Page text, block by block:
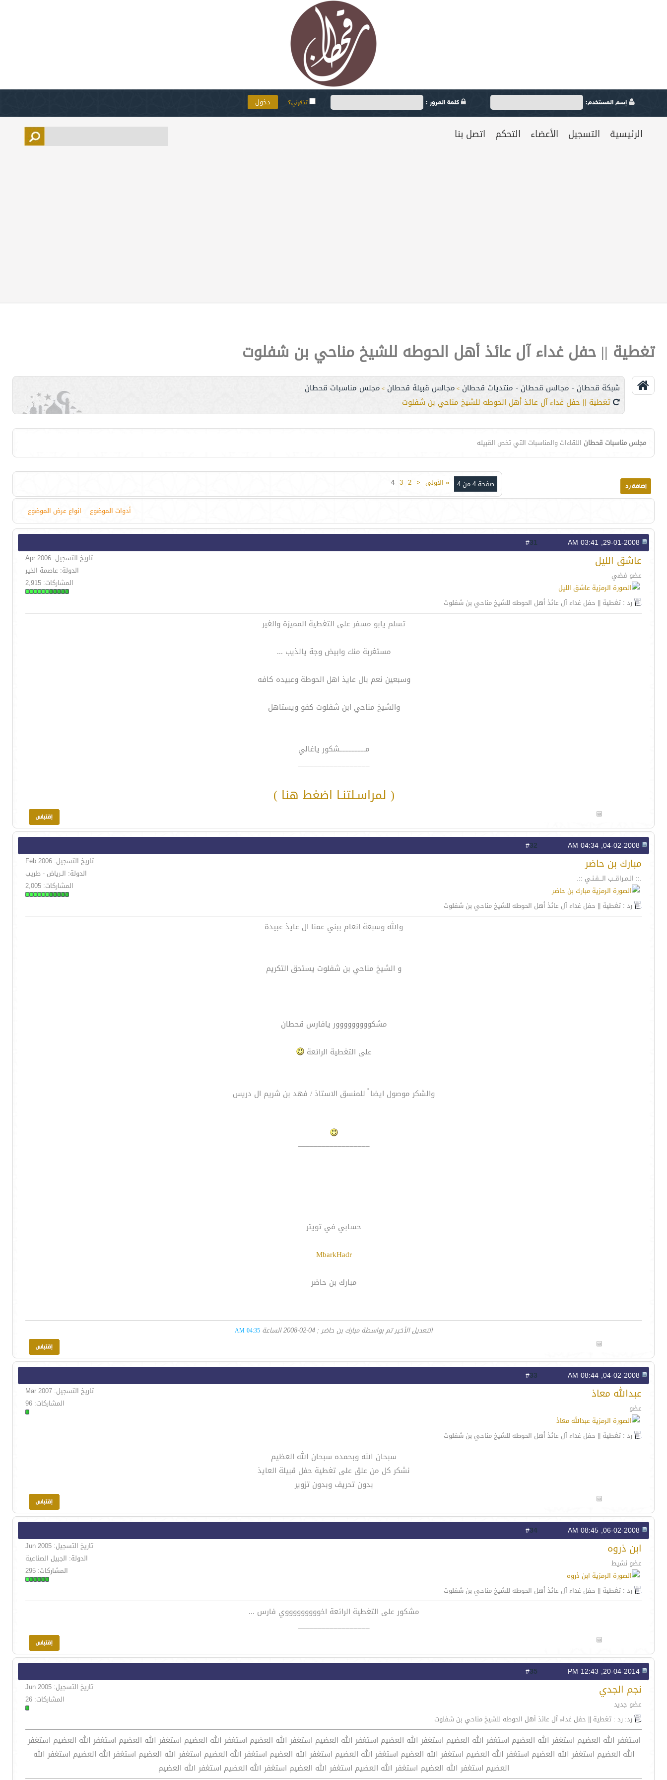
إسم المستخدم: كلمة المرور : تذكرني؟
الرئيسية التسجيل الأعضاء التحكم اتصل بنا
تغطية || حفل غداء آل عائذ أهل الحوطه للشيخ مناحي بن شفلوت
شبكة قحطان - مجالس قحطان - منتديات قحطان > مجالس قبيلة قحطان > مجلس مناسبات قحطان
تغطية || حفل غداء آل عائذ أهل الحوطه للشيخ مناحي بن شفلوت
مجلس مناسبات قحطان اللقاءات والمناسبات التي تخص القبيله
صفحة 4 من 4 « الأولى <
2
3
4
أدوات الموضوع انواع عرض الموضوع
31
عاشق الليل
عضو فضي
تاريخ التسجيل: Apr 2006
الدولة: عاصمة الخير
المشاركات: 2,915
رد : تغطية || حفل غداء آل عائذ أهل الحوطه للشيخ مناحي بن شفلوت
تسلم يابو مسفر على التغطية المميزة والغير
مستغربة منك وابيض وجة يالذيب ...
وسبعين نعم بال عايذ اهل الحوطة وعبيده كافه
والشيخ مناحي ابن شفلوت كفو ويستاهل
مـــــــــــــــــشكور ياغالي
__________________
( لمراسـلتنـا اضغط هنا )
32
مبارك بن حاضر
.:: الـمـراقــب الـــفـنـي ::.
تاريخ التسجيل: Feb 2006
الدولة: الـرياض - طريب
المشاركات: 2,005
رد : تغطية || حفل غداء آل عائذ أهل الحوطه للشيخ مناحي بن شفلوت
والله وسبعة انعام ببني عمنا ال عايذ عبيدة
و الشيخ مناحي بن شفلوت يستحق التكريم
مشكووووووووور يافارس قحطان
على التغطية الرائعة
والشكر موصول ايضا ً للمنسق الاستاذ / فهد بن شريم ال دريس
__________________
حسابي في تويتر
MbarkHadr
مبارك بن حاضر
التعديل الأخير تم بواسطة مبارك بن حاضر ; 04-02-2008 الساعة 04:35 AM
33
عبدالله معاذ
عضو
تاريخ التسجيل: Mar 2007
المشاركات: 96
رد : تغطية || حفل غداء آل عائذ أهل الحوطه للشيخ مناحي بن شفلوت
سبحان الله وبحمده سبحان الله العظيم
نشكر كل من علق على تغطية حفل قبيلة العايذ
بدون تحريف وبدون تزوير
#
34
ابن ذروه
عضو نشيط
تاريخ التسجيل: Jun 2005
الدولة: الجبيل الصناعية
المشاركات: 295
رد : تغطية || حفل غداء آل عائذ أهل الحوطه للشيخ مناحي بن شفلوت
مشكور على التغطية الرائعة اخوووووووووي فارس ...
__________________
35
نجم الجدي
عضو جديد
تاريخ التسجيل: Jun 2005
المشاركات: 26
رد: رد : تغطية || حفل غداء آل عائذ أهل الحوطه للشيخ مناحي بن شفلوت
استغفر الله العضيم استغفر الله العضيم استغفر الله العضيم استغفر الله العضيم استغفر الله العضيم استغفر الله العضيم استغفر الله العضيم استغفر الله العضيم استغفر الله العضيم استغفر
الله العضيم استغفر الله العضيم استغفر الله العضيم استغفر الله العضيم استغفر الله العضيم استغفر الله العضيم استغفر الله العضيم استغفر الله العضيم استغفر الله العضيم استغفر الله
العضيم استغفر الله العضيم استغفر الله العضيم استغفر الله العضيم استغفر الله العضيم استغفر الله العضيم